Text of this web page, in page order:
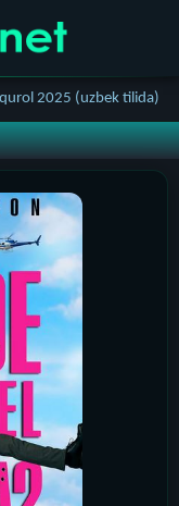
2025 (uzbek tilida)